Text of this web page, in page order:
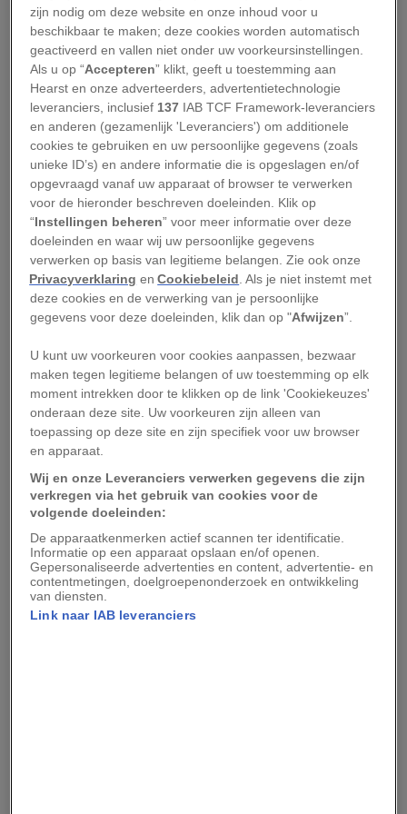
William Wilberforce (1759-1833) wordt geboren
in de havenstad Hull, in een familie van
kooplieden. Als zijn vader overlijdt en zijn
moeder hem niet langer kan onderhouden,
stuurt ze hem naar zijn welvarende oom en
tante. Hier komt de negenjarige Wilberforce
voor het eerst in aanraking met de evangelist
John Newton.
Leestip:Hoe slavernij Nederland rijk maakt - en
uiteindelijk werd afgeschaft
Newton was jarenlang kapitein van een
– maar weinig problemen mee. Toen hij er
vanwege gezondheidsproblemen mee stopte en
dominee werd, veranderde er iets. Hij kreeg
intense spijt en werd een belangrijke stem van
de abolitionistische beweging in Engeland.
Hij is ook de auteur van de welbekende hymne
Amazing Grace
, die hij schreef naar aanleiding
van zijn slavernijverleden:
Amazing grace, how sweet the sound
That saved a wretch like me.
zijn nodig om deze website en onze inhoud voor u
beschikbaar te maken; deze cookies worden automatisch
geactiveerd en vallen niet onder uw voorkeursinstellingen.
Als u op “Accepteren” klikt, geeft u toestemming aan
Hearst en onze adverteerders, advertentietechnologie
leveranciers, inclusief 137 IAB TCF Framework-leveranciers
en anderen (gezamenlijk 'Leveranciers') om additionele
cookies te gebruiken en uw persoonlijke gegevens (zoals
unieke ID’s) en andere informatie die is opgeslagen en/of
opgevraagd vanaf uw apparaat of browser te verwerken
voor de hieronder beschreven doeleinden. Klik op
“Instellingen beheren” voor meer informatie over deze
doeleinden en waar wij uw persoonlijke gegevens
verwerken op basis van legitieme belangen. Zie ook onze
Privacyverklaring enCookiebeleid. Als je niet instemt met
deze cookies en de verwerking van je persoonlijke
gegevens voor deze doeleinden, klik dan op "Afwijzen”.
U kunt uw voorkeuren voor cookies aanpassen, bezwaar
maken tegen legitieme belangen of uw toestemming op elk
moment intrekken door te klikken op de link 'Cookiekeuzes'
onderaan deze site. Uw voorkeuren zijn alleen van
toepassing op deze site en zijn specifiek voor uw browser
en apparaat.
Wij en onze Leveranciers verwerken gegevens die zijn
verkregen via het gebruik van cookies voor de
volgende doeleinden:
De apparaatkenmerken actief scannen ter identificatie.
Informatie op een apparaat opslaan en/of openen.
Gepersonaliseerde advertenties en content, advertentie- en
contentmetingen, doelgroepenonderzoek en ontwikkeling
van diensten.
Link naar IAB leveranciers